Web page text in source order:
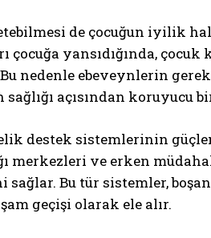
de çocuğun iyilik
çocuğa yansıdığında,
nedenle ebeveynlerin
açısından koruyucu
destek sistemlerinin
merkezleri ve erken
Bu tür sistemler,
geçişi olarak ele alır.